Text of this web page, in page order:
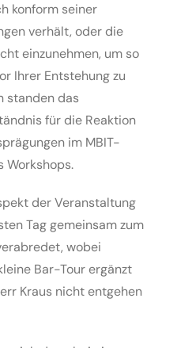
konform seiner
verhält, oder die
einzunehmen, um so
Ihrer Entstehung zu
standen das
für die Reaktion
im MBIT-
Workshops.
der Veranstaltung
Tag gemeinsam zum
wobei
Bar-Tour ergänzt
Kraus nicht entgehen